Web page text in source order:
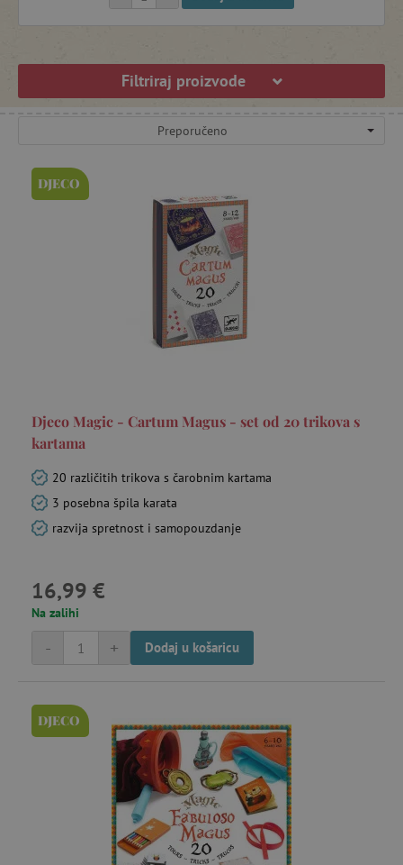
Filtriraj proizvode
Preporučeno
DJECO
Djeco Magic - Cartum Magus - set od 20 trikova s ​​
kartama
20 različitih trikova s ​​čarobnim kartama
3 posebna špila karata
razvija spretnost i samopouzdanje
16,99 €
Na zalihi
+
- Dodaj u košaricu
DJECO